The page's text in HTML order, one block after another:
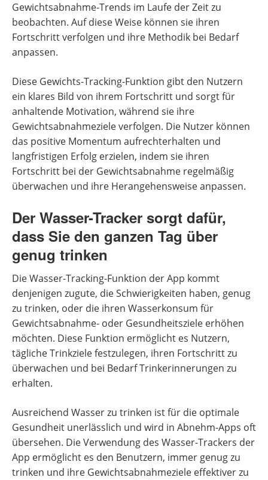
Gewichtsabnahme-Trends im Laufe der Zeit zu
beobachten. Auf diese Weise können sie ihren
Fortschritt verfolgen und ihre Methodik bei Bedarf
anpassen.
Diese Gewichts-Tracking-Funktion gibt den Nutzern
ein klares Bild von ihrem Fortschritt und sorgt für
anhaltende Motivation, während sie ihre
Gewichtsabnahmeziele verfolgen. Die Nutzer können
das positive Momentum aufrechterhalten und
langfristigen Erfolg erzielen, indem sie ihren
Fortschritt bei der Gewichtsabnahme regelmäßig
überwachen und ihre Herangehensweise anpassen.
Der Wasser-Tracker sorgt dafür,
dass Sie den ganzen Tag über
genug trinken
Die Wasser-Tracking-Funktion der App kommt
denjenigen zugute, die Schwierigkeiten haben, genug
zu trinken, oder die ihren Wasserkonsum für
Gewichtsabnahme- oder Gesundheitsziele erhöhen
möchten. Diese Funktion ermöglicht es Nutzern,
tägliche Trinkziele festzulegen, ihren Fortschritt zu
überwachen und bei Bedarf Trinkerinnerungen zu
erhalten.
Ausreichend Wasser zu trinken ist für die optimale
Gesundheit unerlässlich und wird in Abnehm-Apps oft
übersehen. Die Verwendung des Wasser-Trackers der
App ermöglicht es den Benutzern, immer genug zu
trinken und ihre Gewichtsabnahmeziele effektiver zu